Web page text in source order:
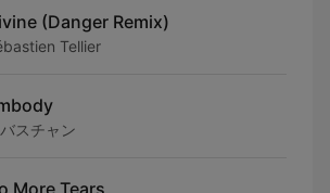
(Danger Remix)
Tellier
スチャン
More Tears